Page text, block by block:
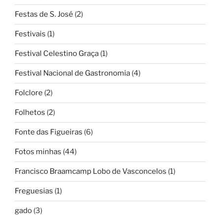
Festas de S. José (2)
Festivais (1)
Festival Celestino Graça (1)
Festival Nacional de Gastronomia (4)
Folclore (2)
Folhetos (2)
Fonte das Figueiras (6)
Fotos minhas (44)
Francisco Braamcamp Lobo de Vasconcelos (1)
Freguesias (1)
gado (3)